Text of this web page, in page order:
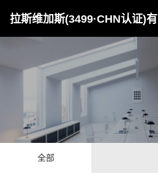
拉斯维加斯(3499·CHN认证)
全部